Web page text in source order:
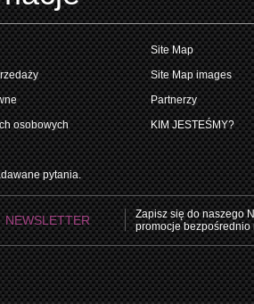
osobowych
pytania.
Site Map
Site Map images
Partnerzy
KIM JESTEŚMY?
NEWSLETTER
Zapisz się do naszego
promocje bezpośrednio